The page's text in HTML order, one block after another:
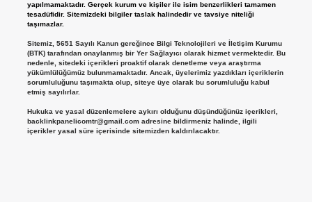
yapılmamaktadır. Gerçek kurum ve kişiler ile isim benzerlikleri tamamen
tesadüfidir. Sitemizdeki bilgiler taslak halindedir ve tavsiye niteliği
taşımazlar.
Sitemiz, 5651 Sayılı Kanun gereğince Bilgi Teknolojileri ve İletişim Kurumu
(BTK) tarafından onaylanmış bir Yer Sağlayıcı olarak hizmet vermektedir. Bu
nedenle, sitedeki içerikleri proaktif olarak denetleme veya araştırma
yükümlülüğümüz bulunmamaktadır. Ancak, üyelerimiz yazdıkları içeriklerin
sorumluluğunu taşımakta olup, siteye üye olarak bu sorumluluğu kabul
etmiş sayılırlar.
Hukuka ve yasal düzenlemelere aykırı olduğunu düşündüğünüz içerikleri,
backlinkpanelicomtr@gmail.comadresine bildirmeniz halinde, ilgili
içerikler yasal süre içerisinde sitemizden kaldırılacaktır.